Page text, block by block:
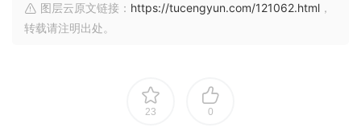
图层云原文链接： https://tucengyun.com/121062.html ，
转载请注明出处。
23 0